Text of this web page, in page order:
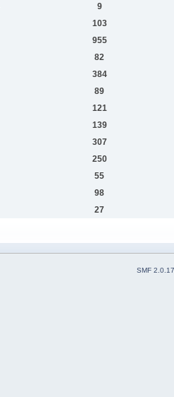
9
103
955
82
384
89
121
139
307
250
55
98
27
SMF 2.0.17